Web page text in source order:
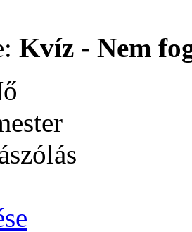
Kvíz - Nem